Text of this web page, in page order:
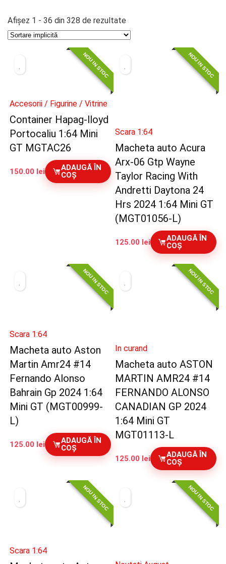
Afișez 1 - 36 din 328 de rezultate
NOU IN STOC
Accesorii / Figurine / Vitrine
Container Hapag-lloyd
Portocaliu 1:64 Mini
GT MGTAC26
150.00 lei
ADAUGĂ ÎN
COȘ
NOU IN STOC
Scara 1:64
Macheta auto Acura
Arx-06 Gtp Wayne
Taylor Racing With
Andretti Daytona 24
Hrs 2024 1:64 Mini GT
(MGT01056-L)
125.00 lei
ADAUGĂ ÎN
COȘ
NOU IN STOC
Scara 1:64
Macheta auto Aston
Martin Amr24 #14
Fernando Alonso
Bahrain Gp 2024 1:64
Mini GT (MGT00999-
L)
125.00 lei
ADAUGĂ ÎN
COȘ
NOU IN STOC
In curand
Macheta auto ASTON
MARTIN AMR24 #14
FERNANDO ALONSO
CANADIAN GP 2024
1:64 Mini GT
MGT01113-L
125.00 lei
ADAUGĂ ÎN
COȘ
NOU IN STOC
Scara 1:64
NOU IN STOC